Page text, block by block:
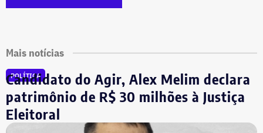
Mais notícias
POLÍTICA
Candidato do Agir, Alex Melim declara
patrimônio de R$ 30 milhões à Justiça
Eleitoral